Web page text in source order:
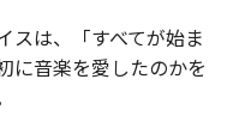
スは、「すべてが始ま
音楽を愛したのかを